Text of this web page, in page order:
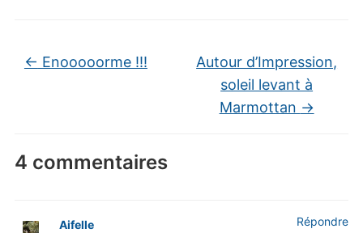
← Enooooorme !!!
Autour d’Impression,
soleil levant à
Marmottan →
4 commentaires
Aifelle
Répondre